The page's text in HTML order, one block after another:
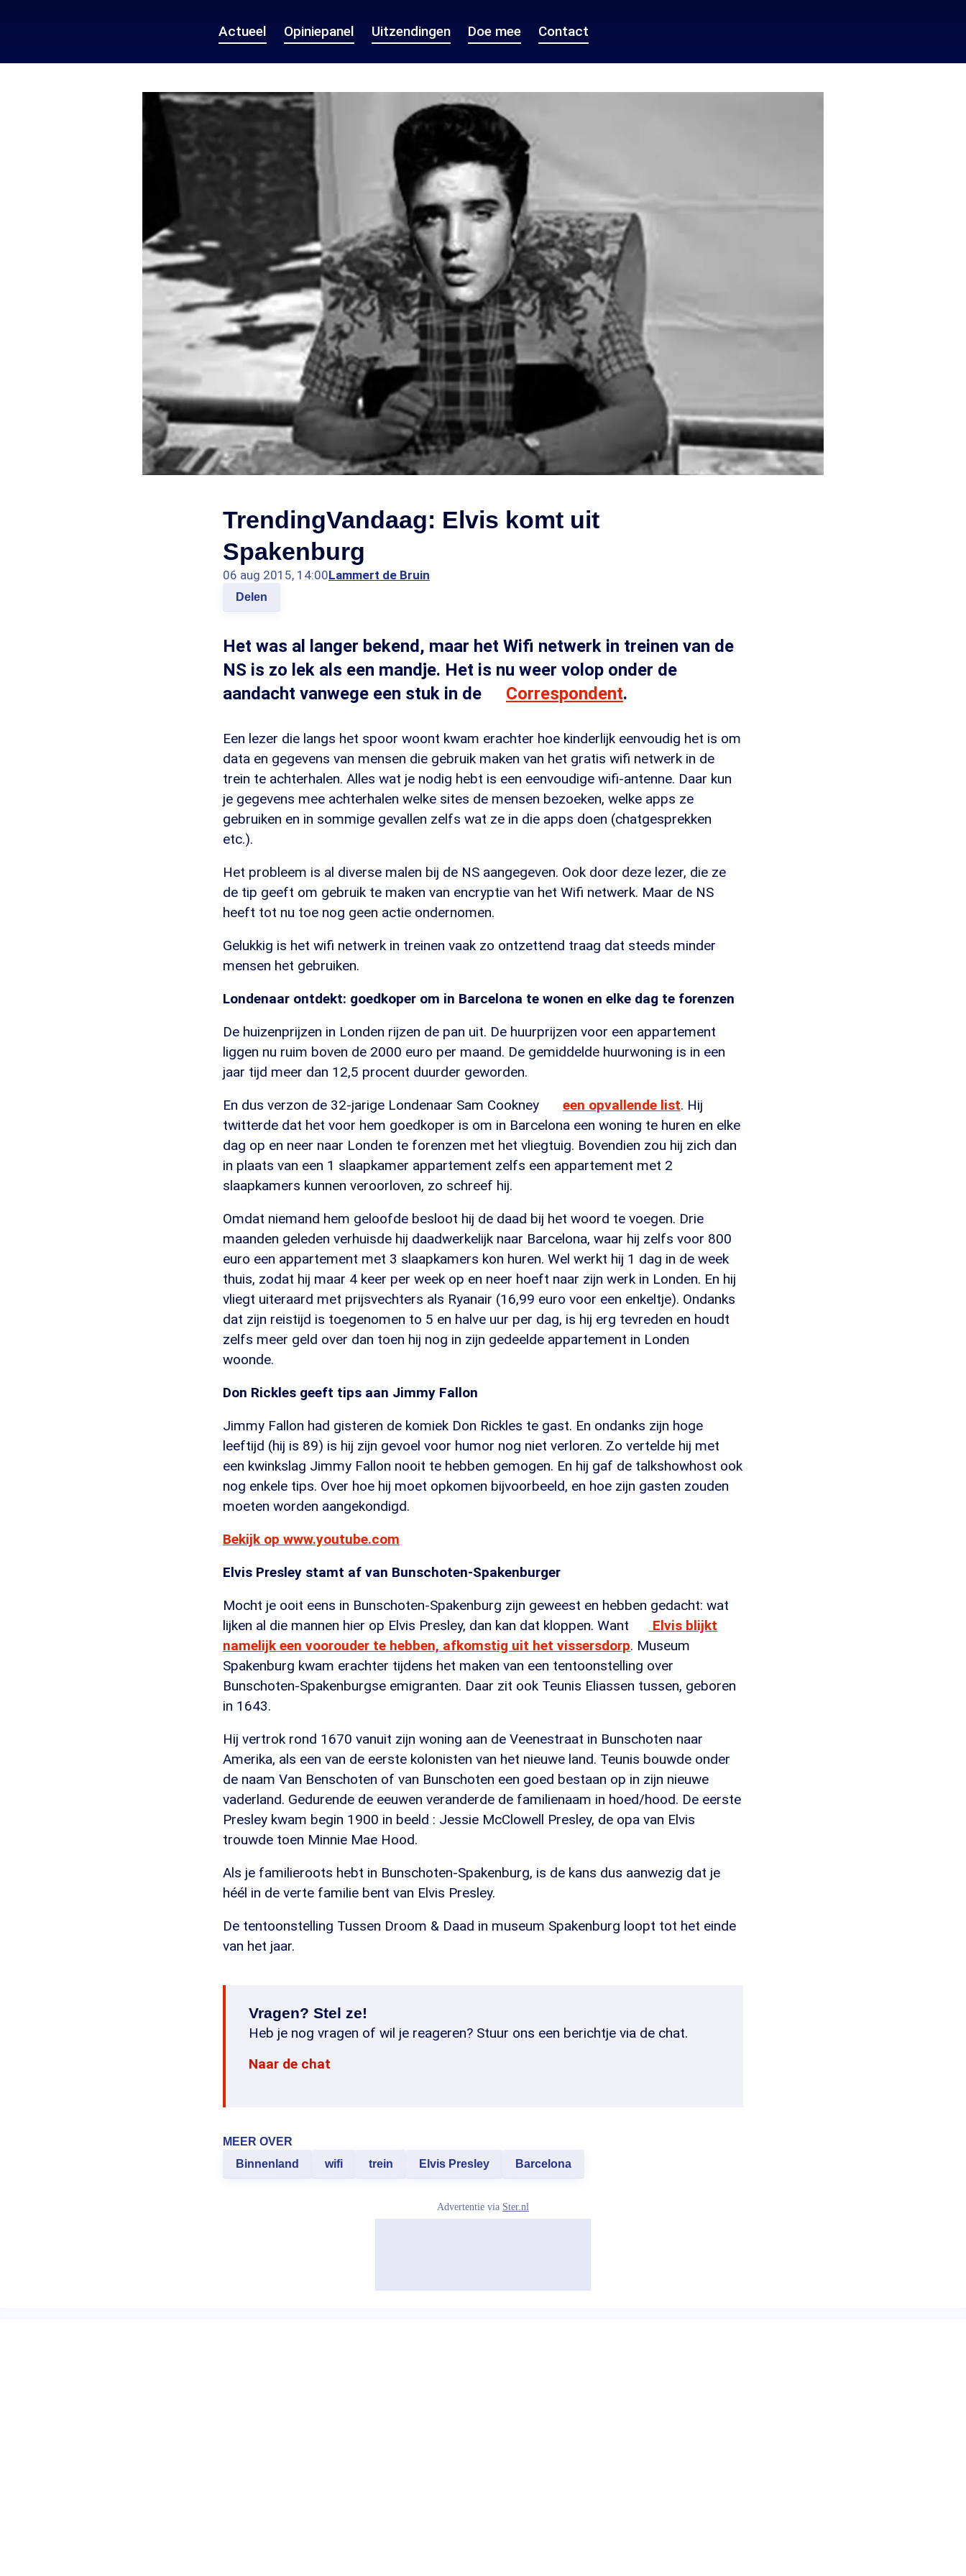
Actueel Opiniepanel Uitzendingen Doe mee Contact
TrendingVandaag: Elvis komt uit
Spakenburg
06 aug 2015, 14:00Lammert de Bruin
Delen
Het was al langer bekend, maar het Wifi netwerk in treinen van de
NS is zo lek als een mandje. Het is nu weer volop onder de
aandacht vanwege een stuk in de
Correspondent.
Een lezer die langs het spoor woont kwam erachter hoe kinderlijk eenvoudig het is om
data en gegevens van mensen die gebruik maken van het gratis wifi netwerk in de
trein te achterhalen. Alles wat je nodig hebt is een eenvoudige wifi-antenne. Daar kun
je gegevens mee achterhalen welke sites de mensen bezoeken, welke apps ze
gebruiken en in sommige gevallen zelfs wat ze in die apps doen (chatgesprekken
etc.).
Het probleem is al diverse malen bij de NS aangegeven. Ook door deze lezer, die ze
de tip geeft om gebruik te maken van encryptie van het Wifi netwerk. Maar de NS
heeft tot nu toe nog geen actie ondernomen.
Gelukkig is het wifi netwerk in treinen vaak zo ontzettend traag dat steeds minder
mensen het gebruiken.
Londenaar ontdekt: goedkoper om in Barcelona te wonen en elke dag te forenzen
De huizenprijzen in Londen rijzen de pan uit. De huurprijzen voor een appartement
liggen nu ruim boven de 2000 euro per maand. De gemiddelde huurwoning is in een
jaar tijd meer dan 12,5 procent duurder geworden.
En dus verzon de 32-jarige Londenaar Sam Cookney
een opvallende list. Hij
twitterde dat het voor hem goedkoper is om in Barcelona een woning te huren en elke
dag op en neer naar Londen te forenzen met het vliegtuig. Bovendien zou hij zich dan
in plaats van een 1 slaapkamer appartement zelfs een appartement met 2
slaapkamers kunnen veroorloven, zo schreef hij.
Omdat niemand hem geloofde besloot hij de daad bij het woord te voegen. Drie
maanden geleden verhuisde hij daadwerkelijk naar Barcelona, waar hij zelfs voor 800
euro een appartement met 3 slaapkamers kon huren. Wel werkt hij 1 dag in de week
thuis, zodat hij maar 4 keer per week op en neer hoeft naar zijn werk in Londen. En hij
vliegt uiteraard met prijsvechters als Ryanair (16,99 euro voor een enkeltje). Ondanks
dat zijn reistijd is toegenomen to 5 en halve uur per dag, is hij erg tevreden en houdt
zelfs meer geld over dan toen hij nog in zijn gedeelde appartement in Londen
woonde.
Don Rickles geeft tips aan Jimmy Fallon
Jimmy Fallon had gisteren de komiek Don Rickles te gast. En ondanks zijn hoge
leeftijd (hij is 89) is hij zijn gevoel voor humor nog niet verloren. Zo vertelde hij met
een kwinkslag Jimmy Fallon nooit te hebben gemogen. En hij gaf de talkshowhost ook
nog enkele tips. Over hoe hij moet opkomen bijvoorbeeld, en hoe zijn gasten zouden
moeten worden aangekondigd.
Bekijk op www.youtube.com
Elvis Presley stamt af van Bunschoten-Spakenburger
Mocht je ooit eens in Bunschoten-Spakenburg zijn geweest en hebben gedacht: wat
lijken al die mannen hier op Elvis Presley, dan kan dat kloppen. Want
Elvis blijkt
namelijk een voorouder te hebben, afkomstig uit het vissersdorp. Museum
Spakenburg kwam erachter tijdens het maken van een tentoonstelling over
Bunschoten-Spakenburgse emigranten. Daar zit ook Teunis Eliassen tussen, geboren
in 1643.
Hij vertrok rond 1670 vanuit zijn woning aan de Veenestraat in Bunschoten naar
Amerika, als een van de eerste kolonisten van het nieuwe land. Teunis bouwde onder
de naam Van Benschoten of van Bunschoten een goed bestaan op in zijn nieuwe
vaderland. Gedurende de eeuwen veranderde de familienaam in hoed/hood. De eerste
Presley kwam begin 1900 in beeld : Jessie McClowell Presley, de opa van Elvis
trouwde toen Minnie Mae Hood.
Als je familieroots hebt in Bunschoten-Spakenburg, is de kans dus aanwezig dat je
héél in de verte familie bent van Elvis Presley.
De tentoonstelling Tussen Droom & Daad in museum Spakenburg loopt tot het einde
van het jaar.
Vragen? Stel ze!
Heb je nog vragen of wil je reageren? Stuur ons een berichtje via de chat.
Naar de chat
MEER OVER
Binnenland
wifi trein Elvis Presley Barcelona
Advertentie via Ster.nl